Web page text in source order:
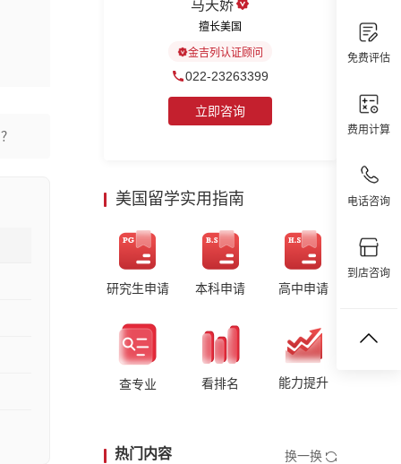
免费评估
费用计算
电话咨询
到店咨询
马天娇
擅长美国
金吉列认证顾问
022-23263399
立即咨询
美国留学实用指南
研究生申请 本科申请 高中申请
查专业 看排名 能力提升
热门内容 换一换